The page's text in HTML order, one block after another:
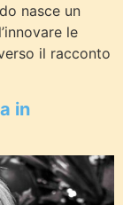
nasce un
le
il racconto
in